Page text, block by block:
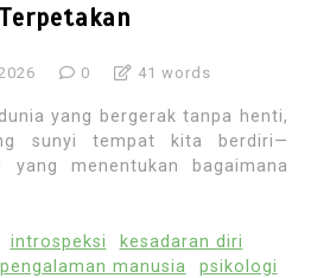
Terpetakan
0 41 words
yang bergerak tanpa henti,
sunyi tempat kita berdiri—
menentukan bagaimana
introspeksi
kesadaran diri
pengalaman manusia
psikologi